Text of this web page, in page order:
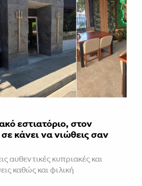
εστιατόριο, στον
κάνει να νιώθεις σαν
αυθεντικές κυπριακές και
καθώς και φιλική